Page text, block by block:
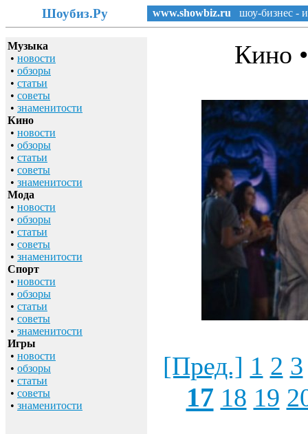
Шоубиз.Ру www.showbiz.ru шоу-бизнес -
Музыка
• новости
• обзоры
• статьи
• советы
• знаменитости
Кино
• новости
• обзоры
• статьи
• советы
• знаменитости
Мода
• новости
• обзоры
• статьи
• советы
• знаменитости
Спорт
• новости
• обзоры
• статьи
• советы
• знаменитости
Игры
• новости
• обзоры
• статьи
• советы
• знаменитости
Кино
[Пред.] 1 2 3
17 18 19